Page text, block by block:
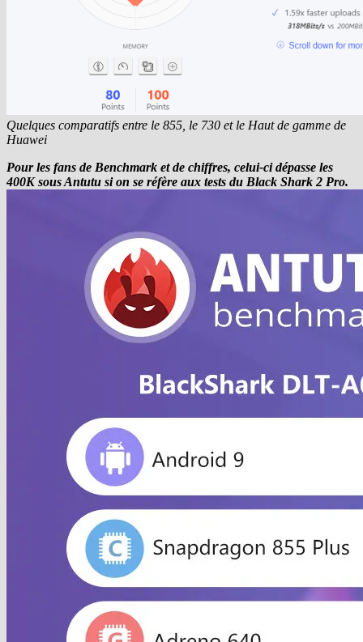
Quelques comparatifs entre le 855, le 730 et le Haut de gamme de
Huawei
Pour les fans de Benchmark et de chiffres, celui-ci dépasse les
400K sous Antutu si on se réfère aux tests du Black Shark 2 Pro.